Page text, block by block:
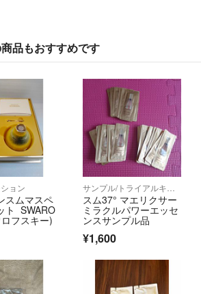
品もおすすめです
ョン
スムマスペ
ト SWARO
フスキー)
スム37° マエリクサー
ミラクルパワーエッセ
ンスサンプル品
¥1,600